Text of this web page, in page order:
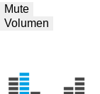
Mute
Volumen